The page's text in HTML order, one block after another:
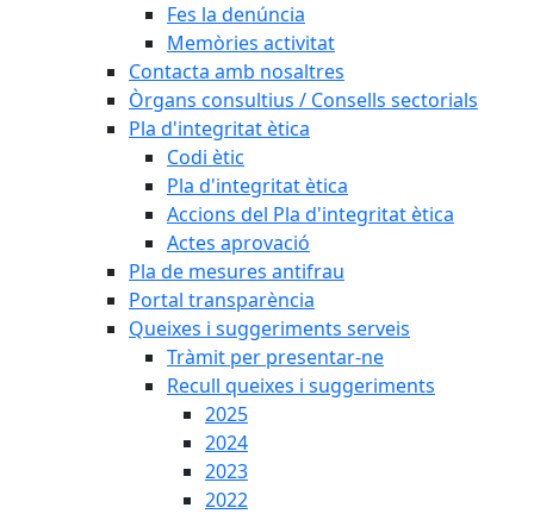
Fes la denúncia
Memòries activitat
Contacta amb nosaltres
Òrgans consultius / Consells sectorials
Pla d'integritat ètica
Codi ètic
Pla d'integritat ètica
Accions del Pla d'integritat ètica
Actes aprovació
Pla de mesures antifrau
Portal transparència
Queixes i suggeriments serveis
Tràmit per presentar-ne
Recull queixes i suggeriments
2025
2024
2023
2022